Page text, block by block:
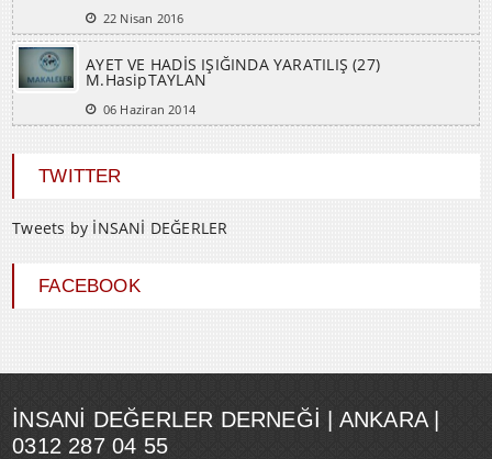
22 Nisan 2016
AYET VE HADİS IŞIĞINDA YARATILIŞ (27)
M.HasipTAYLAN
06 Haziran 2014
TWITTER
Tweets by İNSANİ DEĞERLER
FACEBOOK
İNSANI DEĞERLER DERNEĞI | ANKARA |
0312 287 04 55